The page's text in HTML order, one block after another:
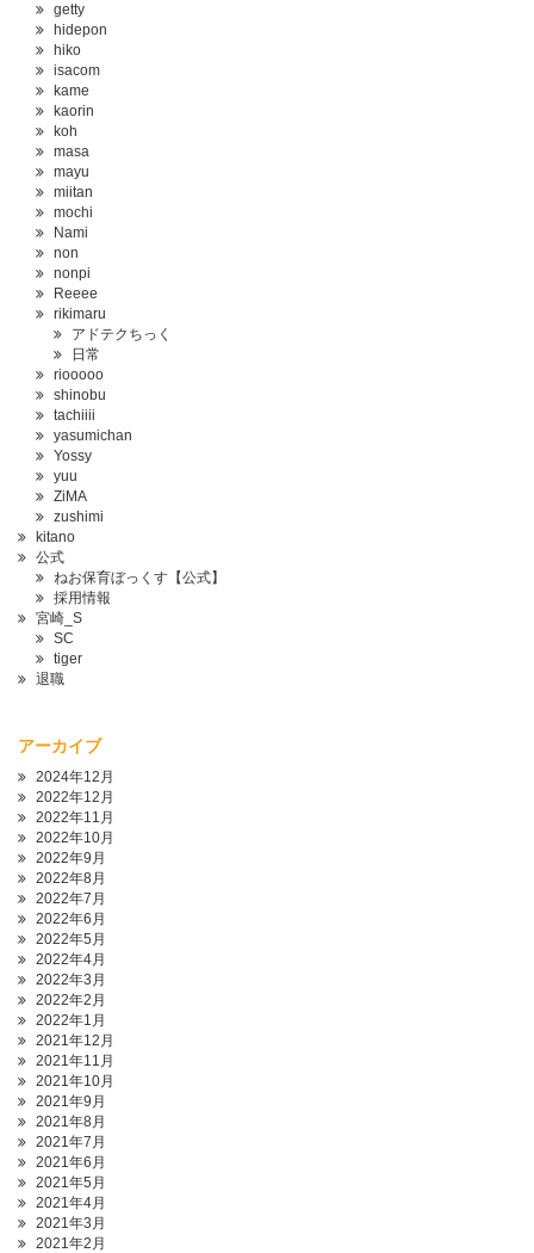
getty
hidepon
hiko
isacom
kame
kaorin
koh
masa
mayu
miitan
mochi
Nami
non
nonpi
Reeee
rikimaru
アドテクちっく
日常
riooooo
shinobu
tachiiii
yasumichan
Yossy
yuu
ZiMA
zushimi
kitano
公式
ねお保育ぼっくす【公式】
採用情報
宮崎_S
SC
tiger
退職
アーカイブ
2024年12月
2022年12月
2022年11月
2022年10月
2022年9月
2022年8月
2022年7月
2022年6月
2022年5月
2022年4月
2022年3月
2022年2月
2022年1月
2021年12月
2021年11月
2021年10月
2021年9月
2021年8月
2021年7月
2021年6月
2021年5月
2021年4月
2021年3月
2021年2月